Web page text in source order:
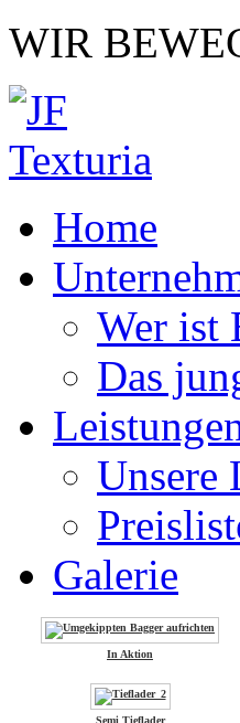
WIR
Home
Wer ist
Das
Unsere
Galerie
In Aktion
Semi Tieflader